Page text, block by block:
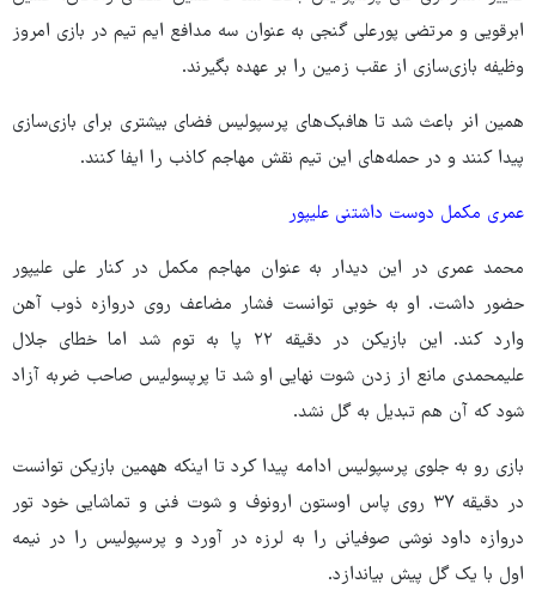
ابرقویی و مرتضی پورعلی گنجی به عنوان سه مدافع ایم تیم در بازی امروز
وظیفه بازی‌سازی از عقب زمین را بر عهده بگیرند.
همین انر باعث شد تا هافبک‌های پرسپولیس فضای بیشتری برای بازی‌سازی
پیدا کنند و در حمله‌های این تیم نقش مهاجم کاذب را ایفا کنند.
عمری مکمل دوست داشتنی علیپور
محمد عمری در این دیدار به عنوان مهاجم مکمل در کنار علی علیپور
حضور داشت. او به خوبی توانست فشار مضاعف روی دروازه ذوب آهن
وارد کند. این بازیکن در دقیقه ۲۲ پا به توم شد اما خطای جلال
علیمحمدی مانع از زدن شوت نهایی او شد تا پرپسولیس صاحب ضربه آزاد
شود که آن هم تبدیل به گل نشد.
بازی رو به جلوی پرسپولیس ادامه پیدا کرد تا اینکه ههمین بازیکن توانست
در دقیقه ۳۷ روی پاس اوستون ارونوف و شوت فنی و تماشایی خود تور
دروازه داود نوشی صوفیانی را به لرزه در آورد و پرسپولیس را در نیمه
اول با یک گل پیش بیاندازد.